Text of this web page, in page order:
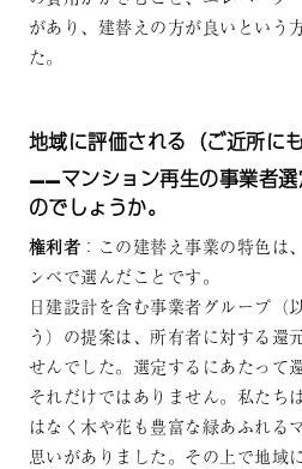
があり、建替えの方が良いという
た。
地域に評価される（ご近所に
——マンション再生の事業者
のでしょうか。
権利者 ：この建替え事業の特色は
ンペで選んだことです。
日建設計を含む事業者グループ（
う）の提案は、所有者に対する還
せんでした。選定するにあたって
それだけではありません。私たち
はなく木や花も豊富な緑あふれる
思いがありました。その上で地域